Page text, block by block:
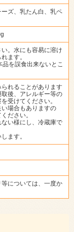
ズ、乳たん白、乳ペ
。水にも容易に溶け
ます。
を誤食出来ないとこ
られることがあります
後、アレルギー等の
受けてください。
い場合もありますの
ださい。
ない様にし、冷蔵庫で
ます。
については、一度か